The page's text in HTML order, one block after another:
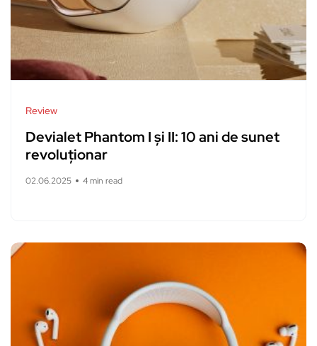
Review
Devialet Phantom I și II: 10 ani de sunet
revoluționar
02.06.2025 4 min read